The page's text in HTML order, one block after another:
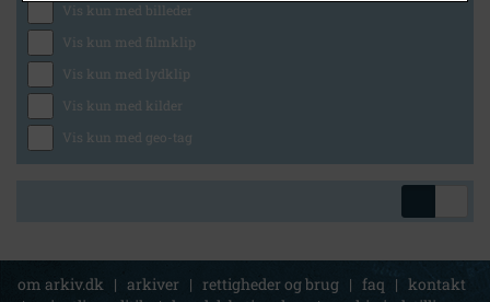
Vis kun med billeder
Vis kun med filmklip
Vis kun med lydklip
Vis kun med kilder
Vis kun med geo-tag
om arkiv.dk | arkiver | rettigheder og brug | faq | kontakt